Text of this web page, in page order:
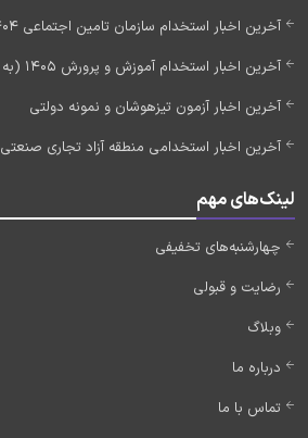
آخرین اخبار استخدام سازمان تامین اجتماعی 1404 (به زودی)
آخرین اخبار استخدام آموزش و پرورش 1405 (به زودی)
آخرین اخبار آزمون تیزهوشان و نمونه دولتی
آخرین اخبار استخدامی منطقه آزاد تجاری صنعتی 1405
لینک‌های مهم
چهارشنبه‌های تخفیفی
رضایت و قبولی
وبلاگ
درباره ما
تماس با ما